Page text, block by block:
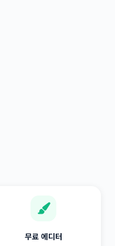
무료 에디터